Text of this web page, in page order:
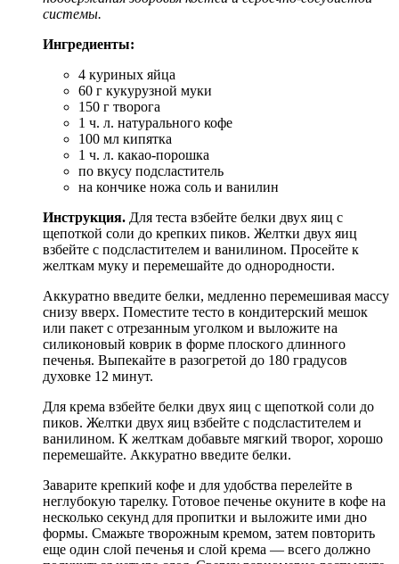
системы.
Ингредиенты:
4 куриных яйца
60 г кукурузной муки
150 г творога
1 ч. л. натурального кофе
100 мл кипятка
1 ч. л. какао-порошка
по вкусу подсластитель
на кончике ножа соль и ванилин
Инструкция. Для теста взбейте белки двух яиц с
щепоткой соли до крепких пиков. Желтки двух яиц
взбейте с подсластителем и ванилином. Просейте к
желткам муку и перемешайте до однородности.
Аккуратно введите белки, медленно перемешивая массу
снизу вверх. Поместите тесто в кондитерский мешок
или пакет с отрезанным уголком и выложите на
силиконовый коврик в форме плоского длинного
печенья. Выпекайте в разогретой до 180 градусов
духовке 12 минут.
Для крема взбейте белки двух яиц с щепоткой соли до
пиков. Желтки двух яиц взбейте с подсластителем и
ванилином. К желткам добавьте мягкий творог, хорошо
перемешайте. Аккуратно введите белки.
Заварите крепкий кофе и для удобства перелейте в
неглубокую тарелку. Готовое печенье окуните в кофе на
несколько секунд для пропитки и выложите ими дно
формы. Смажьте творожным кремом, затем повторить
еще один слой печенья и слой крема — всего должно